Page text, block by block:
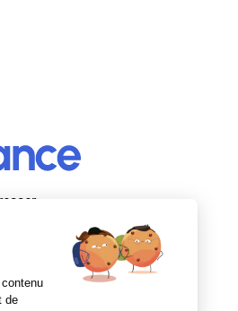
d’actualité
de recherche